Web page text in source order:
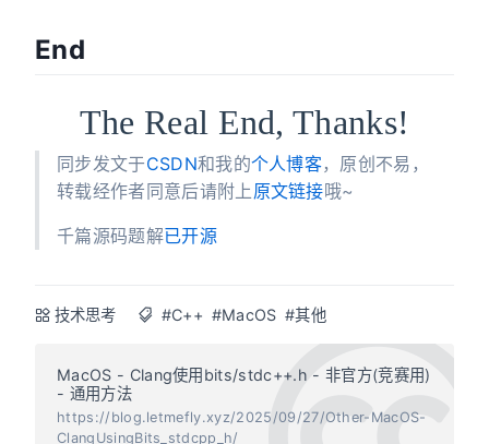
End
The Real End, Thanks!
同步发文于CSDN和我的个人博客，原创不易，
转载经作者同意后请附上原文链接哦~
千篇源码题解已开源
技术思考 #C++ #MacOS #其他
MacOS - Clang使用bits/stdc++.h - 非官方(竞赛用)
- 通用方法
https://blog.letmefly.xyz/2025/09/27/Other-MacOS-
ClangUsingBits_stdcpp_h/